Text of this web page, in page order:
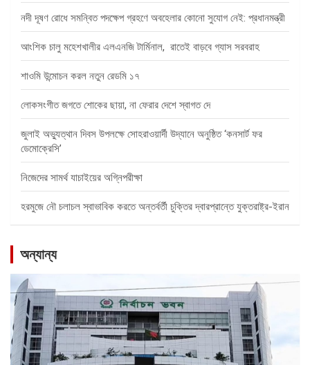
নদী দূষণ রোধে সমন্বিত পদক্ষেপ গ্রহণে অবহেলার কোনো সুযোগ নেই: প্রধানমন্ত্রী
আংশিক চালু মহেশখালীর এলএনজি টার্মিনাল, রাতেই বাড়বে গ্যাস সরবরাহ
শাওমি উন্মোচন করল নতুন রেডমি ১৭
লোকসংগীত জগতে শোকের ছায়া, না ফেরার দেশে স্বাগত দে
জুলাই অভ্যুত্থান দিবস উপলক্ষে সোহরাওয়ার্দী উদ্যানে অনুষ্ঠিত ‘কনসার্ট ফর
ডেমোক্রেসি’
নিজেদের সামর্থ যাচাইয়ের অগ্নিপরীক্ষা
হরমুজে নৌ চলাচল স্বাভাবিক করতে অন্তর্বর্তী চুক্তির দ্বারপ্রান্তে যুক্তরাষ্ট্র-ইরান
অন্যান্য